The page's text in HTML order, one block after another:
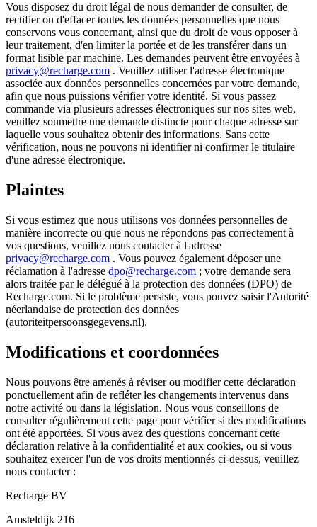
Vous disposez du droit légal de nous demander de consulter, de
rectifier ou d'effacer toutes les données personnelles que nous
conservons vous concernant, ainsi que du droit de vous opposer à
leur traitement, d'en limiter la portée et de les transférer dans un
format lisible par machine. Les demandes peuvent être envoyées à
privacy@recharge.com . Veuillez utiliser l'adresse électronique
associée aux données personnelles concernées par votre demande,
afin que nous puissions vérifier votre identité. Si vous passez
commande via plusieurs adresses électroniques sur nos sites web,
veuillez soumettre une demande distincte pour chaque adresse sur
laquelle vous souhaitez obtenir des informations. Sans cette
vérification, nous ne pouvons ni identifier ni confirmer le titulaire
d'une adresse électronique.
Plaintes
Si vous estimez que nous utilisons vos données personnelles de
manière incorrecte ou que nous ne répondons pas correctement à
vos questions, veuillez nous contacter à l'adresse
privacy@recharge.com . Vous pouvez également déposer une
réclamation à l'adresse dpo@recharge.com ; votre demande sera
alors traitée par le délégué à la protection des données (DPO) de
Recharge.com. Si le problème persiste, vous pouvez saisir l'Autorité
néerlandaise de protection des données
(autoriteitpersoonsgegevens.nl).
Modifications et coordonnées
Nous pouvons être amenés à réviser ou modifier cette déclaration
ponctuellement afin de refléter les changements intervenus dans
notre activité ou dans la législation. Nous vous conseillons de
consulter régulièrement cette page pour vérifier si des modifications
ont été apportées. Si vous avez des questions concernant cette
déclaration relative à la confidentialité et aux cookies, ou si vous
souhaitez exercer l'un de vos droits mentionnés ci-dessus, veuillez
nous contacter :
Recharge BV
Amsteldijk 216